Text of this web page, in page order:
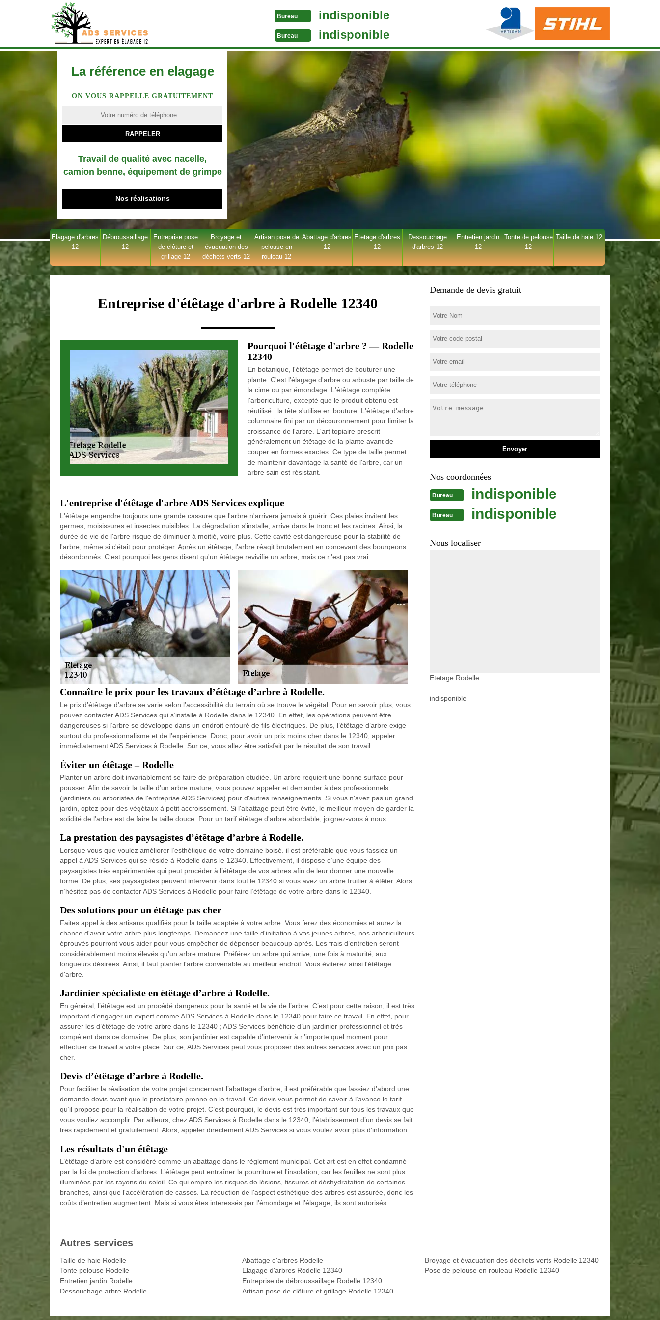
Bureau indisponible
Bureau indisponible
La référence en elagage
ON VOUS RAPPELLE GRATUITEMENT
Travail de qualité avec nacelle,
camion benne, équipement de grimpe
Nos réalisations
Elagage d'arbres
12
Débroussaillage
12
Entreprise pose
de clôture et
grillage 12
Broyage et
évacuation des
déchets verts 12
Artisan pose de
pelouse en
rouleau 12
Abattage d'arbres
12
Etetage d'arbres
12
Dessouchage
d'arbres 12
Entretien jardin
12
Tonte de pelouse
12
Taille de haie 12
Entreprise d'étêtage d'arbre à Rodelle 12340
Pourquoi l'étêtage d'arbre ? — Rodelle
12340
En botanique, l'étêtage permet de bouturer une
plante. C'est l'élagage d'arbre ou arbuste par taille de
la cime ou par émondage. L'étêtage complète
l'arboriculture, excepté que le produit obtenu est
réutilisé : la tête s'utilise en bouture. L'étêtage d'arbre
columnaire fini par un découronnement pour limiter la
croissance de l'arbre. L'art topiaire prescrit
généralement un étêtage de la plante avant de
couper en formes exactes. Ce type de taille permet
de maintenir davantage la santé de l'arbre, car un
arbre sain est résistant.
L'entreprise d'étêtage d'arbre ADS Services explique
L'étêtage engendre toujours une grande cassure que l'arbre n'arrivera jamais à guérir. Ces plaies invitent les
germes, moisissures et insectes nuisibles. La dégradation s'installe, arrive dans le tronc et les racines. Ainsi, la
durée de vie de l'arbre risque de diminuer à moitié, voire plus. Cette cavité est dangereuse pour la stabilité de
l'arbre, même si c'était pour protéger. Après un étêtage, l'arbre réagit brutalement en concevant des bourgeons
désordonnés. C'est pourquoi les gens disent qu'un étêtage revivifie un arbre, mais ce n'est pas vrai.
Connaître le prix pour les travaux d’étêtage d’arbre à Rodelle.
Le prix d’étêtage d’arbre se varie selon l’accessibilité du terrain où se trouve le végétal. Pour en savoir plus, vous
pouvez contacter ADS Services qui s’installe à Rodelle dans le 12340. En effet, les opérations peuvent être
dangereuses si l’arbre se développe dans un endroit entouré de fils électriques. De plus, l’étêtage d’arbre exige
surtout du professionnalisme et de l’expérience. Donc, pour avoir un prix moins cher dans le 12340, appeler
immédiatement ADS Services à Rodelle. Sur ce, vous allez être satisfait par le résultat de son travail.
Éviter un étêtage – Rodelle
Planter un arbre doit invariablement se faire de préparation étudiée. Un arbre requiert une bonne surface pour
pousser. Afin de savoir la taille d'un arbre mature, vous pouvez appeler et demander à des professionnels
(jardiniers ou arboristes de l'entreprise ADS Services) pour d'autres renseignements. Si vous n'avez pas un grand
jardin, optez pour des végétaux à petit accroissement. Si l'abattage peut être évité, le meilleur moyen de garder la
solidité de l'arbre est de faire la taille douce. Pour un tarif étêtage d'arbre abordable, joignez-vous à nous.
La prestation des paysagistes d’étêtage d’arbre à Rodelle.
Lorsque vous que voulez améliorer l’esthétique de votre domaine boisé, il est préférable que vous fassiez un
appel à ADS Services qui se réside à Rodelle dans le 12340. Effectivement, il dispose d’une équipe des
paysagistes très expérimentée qui peut procéder à l’étêtage de vos arbres afin de leur donner une nouvelle
forme. De plus, ses paysagistes peuvent intervenir dans tout le 12340 si vous avez un arbre fruitier à étêter. Alors,
n’hésitez pas de contacter ADS Services à Rodelle pour faire l’étêtage de votre arbre dans le 12340.
Des solutions pour un étêtage pas cher
Faites appel à des artisans qualifiés pour la taille adaptée à votre arbre. Vous ferez des économies et aurez la
chance d'avoir votre arbre plus longtemps. Demandez une taille d'initiation à vos jeunes arbres, nos arboriculteurs
éprouvés pourront vous aider pour vous empêcher de dépenser beaucoup après. Les frais d’entretien seront
considérablement moins élevés qu’un arbre mature. Préférez un arbre qui arrive, une fois à maturité, aux
longueurs désirées. Ainsi, il faut planter l'arbre convenable au meilleur endroit. Vous éviterez ainsi l'étêtage
d'arbre.
Jardinier spécialiste en étêtage d’arbre à Rodelle.
En général, l’étêtage est un procédé dangereux pour la santé et la vie de l’arbre. C’est pour cette raison, il est très
important d’engager un expert comme ADS Services à Rodelle dans le 12340 pour faire ce travail. En effet, pour
assurer les d’étêtage de votre arbre dans le 12340 ; ADS Services bénéficie d’un jardinier professionnel et très
compétent dans ce domaine. De plus, son jardinier est capable d’intervenir à n’importe quel moment pour
effectuer ce travail à votre place. Sur ce, ADS Services peut vous proposer des autres services avec un prix pas
cher.
Devis d’étêtage d’arbre à Rodelle.
Pour faciliter la réalisation de votre projet concernant l’abattage d’arbre, il est préférable que fassiez d’abord une
demande devis avant que le prestataire prenne en le travail. Ce devis vous permet de savoir à l’avance le tarif
qu’il propose pour la réalisation de votre projet. C’est pourquoi, le devis est très important sur tous les travaux que
vous vouliez accomplir. Par ailleurs, chez ADS Services à Rodelle dans le 12340, l’établissement d’un devis se fait
très rapidement et gratuitement. Alors, appeler directement ADS Services si vous voulez avoir plus d’information.
Les résultats d'un étêtage
L’étêtage d’arbre est considéré comme un abattage dans le règlement municipal. Cet art est en effet condamné
par la loi de protection d’arbres. L’étêtage peut entraîner la pourriture et l'insolation, car les feuilles ne sont plus
illuminées par les rayons du soleil. Ce qui empire les risques de lésions, fissures et déshydratation de certaines
branches, ainsi que l'accélération de casses. La réduction de l'aspect esthétique des arbres est assurée, donc les
coûts d’entretien augmentent. Mais si vous êtes intéressés par l’émondage et l’élagage, ils sont autorisés.
Demande de devis gratuit
Nos coordonnées
Bureau indisponible
Bureau indisponible
Nous localiser
Etetage Rodelle
indisponible
Autres services
Taille de haie Rodelle
Tonte pelouse Rodelle
Entretien jardin Rodelle
Dessouchage arbre Rodelle
Abattage d'arbres Rodelle
Elagage d'arbres Rodelle 12340
Entreprise de débroussaillage Rodelle 12340
Artisan pose de clôture et grillage Rodelle 12340
Broyage et évacuation des déchets verts Rodelle 12340
Pose de pelouse en rouleau Rodelle 12340